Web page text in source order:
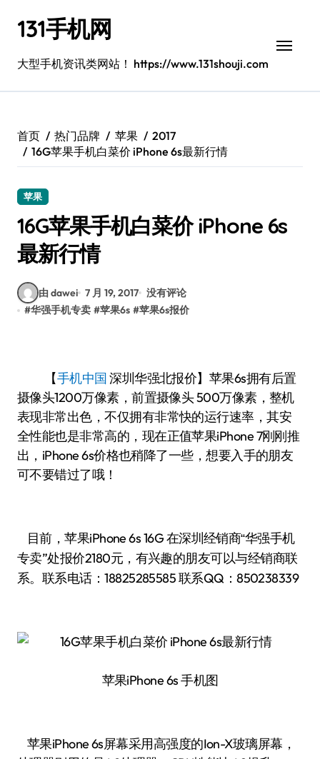
131手机网
大型手机资讯类网站！ https://www.131shouji.com
首页 热门品牌 苹果
2017
16G苹果手机白菜价 iPhone 6s最新行情
苹果
16G苹果手机白菜价 iPhone 6s
最新行情
由 dawei 7 月 19, 2017 没有评论
#华强手机专卖 #苹果6s #苹果6s报价
【手机中国深圳华强北报价】苹果6s拥有后置
摄像头1200万像素，前置摄像头 500万像素，整机
表现非常出色，不仅拥有非常快的运行速率，其安
全性能也是非常高的，现在正值苹果iPhone 7刚刚推
出，iPhone 6s价格也稍降了一些，想要入手的朋友
可不要错过了哦！
目前，苹果iPhone 6s 16G 在深圳经销商“华强手机
专卖”处报价2180元， 有兴趣的朋友可以与经销商联
系。联系电话：18825285585联系QQ：850238339
苹果iPhone 6s 手机图
苹果iPhone 6s屏幕采用高强度的Ion-X玻璃屏幕，